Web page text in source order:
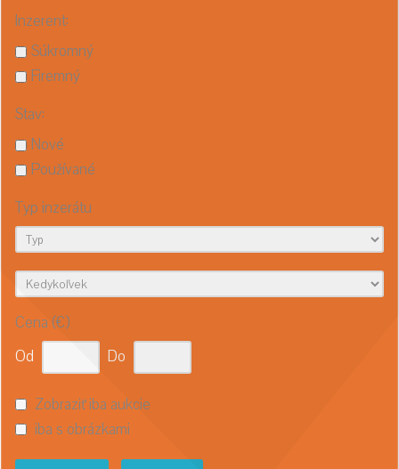
Inzerent:
Súkromný
Firemný
Stav:
Nové
Používané
Typ inzerátu
Cena (€)
Od
Do
Zobraziť iba aukcie
iba s obrázkami